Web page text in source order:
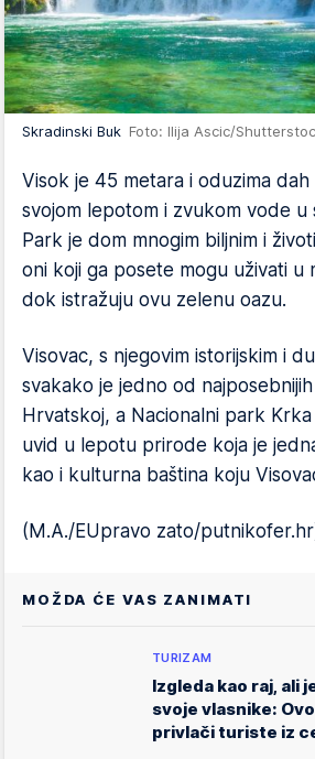
Skradinski Buk Foto: Ilija Ascic/
Visok je 45 metara i oduzima dah
svojom lepotom i zvukom vode u
Park je dom mnogim biljnim i
oni koji ga posete mogu uživati u
dok istražuju ovu zelenu oazu.
Visovac, s njegovim istorijskim i
svakako je jedno od
Hrvatskoj, a Nacionalni park
uvid u lepotu prirode koja je
kao i kulturna baština koju
(M.A./EUpravo zato/
MOŽDA ĆE VAS ZANIMATI
TURIZAM
Izgleda kao raj, ali
svoje vlasnike:
privlači turiste iz